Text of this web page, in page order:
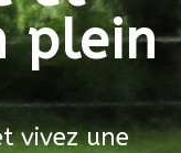
plein
vivez une